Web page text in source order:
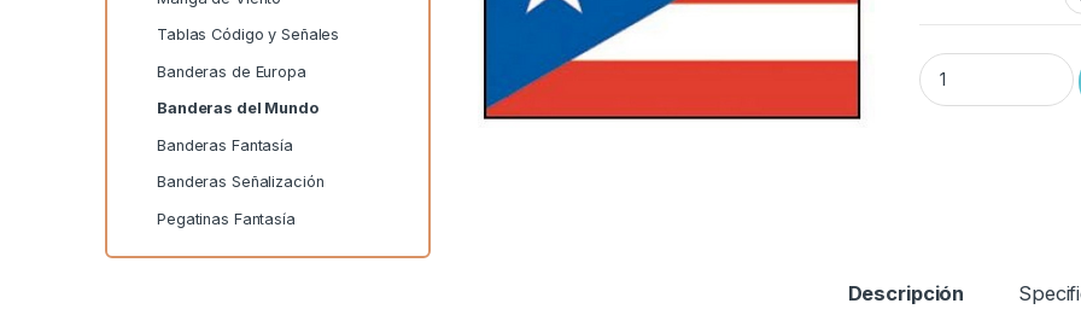
Bandera PUERTO
Descripción
Tablas Código y Señales
Banderas de Europa
Banderas del Mundo
Banderas Fantasía
Banderas Señalización
Pegatinas Fantasía